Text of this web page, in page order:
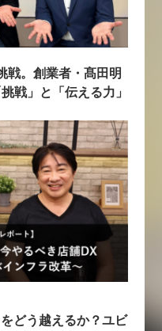
戦。創業者・髙田明
戦」と「伝える力」
どう越えるか？ユビ